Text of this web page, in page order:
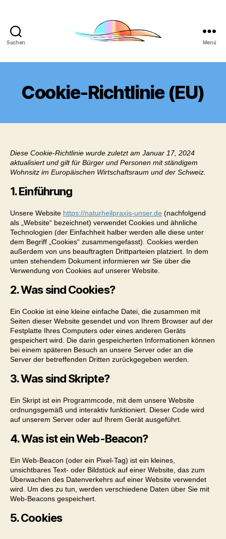
Suchen
Unser
Menü
Cookie-Richtlinie (EU)
Diese Cookie-Richtlinie wurde zuletzt am Januar 17, 2024
aktualisiert und gilt für Bürger und Personen mit ständigem
Wohnsitz im Europäischen Wirtschaftsraum und der Schweiz.
1. Einführung
Unsere Website https://naturheilpraxis-unser.de (nachfolgend
als „Website“ bezeichnet) verwendet Cookies und ähnliche
Technologien (der Einfachheit halber werden alle diese unter
dem Begriff „Cookies“ zusammengefasst). Cookies werden
außerdem von uns beauftragten Drittparteien platziert. In dem
unten stehendem Dokument informieren wir Sie über die
Verwendung von Cookies auf unserer Website.
2. Was sind Cookies?
Ein Cookie ist eine kleine einfache Datei, die zusammen mit
Seiten dieser Website gesendet und von Ihrem Browser auf der
Festplatte Ihres Computers oder eines anderen Geräts
gespeichert wird. Die darin gespeicherten Informationen können
bei einem späteren Besuch an unsere Server oder an die
Server der betreffenden Dritten zurückgegeben werden.
3. Was sind Skripte?
Ein Skript ist ein Programmcode, mit dem unsere Website
ordnungsgemäß und interaktiv funktioniert. Dieser Code wird
auf unserem Server oder auf Ihrem Gerät ausgeführt.
4. Was ist ein Web-Beacon?
Ein Web-Beacon (oder ein Pixel-Tag) ist ein kleines,
unsichtbares Text- oder Bildstück auf einer Website, das zum
Überwachen des Datenverkehrs auf einer Website verwendet
wird. Um dies zu tun, werden verschiedene Daten über Sie mit
Web-Beacons gespeichert.
5. Cookies